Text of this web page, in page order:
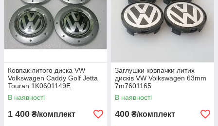
Ковпак литого диска VW
Volkswagen Caddy Golf Jetta
Touran 1K0601149E
В наявності
1 400 ₴/комплект
Заглушки ковпачки литих
дисків VW Volkswagen 63mm
7m7601165
В наявності
400 ₴/комплект